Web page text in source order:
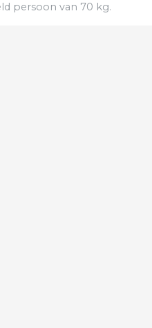
persoon van 70 kg.